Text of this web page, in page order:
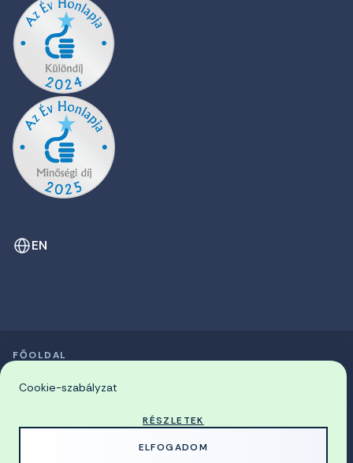
EN
© 2026 Miskolci Egyetem
FŐOLDAL
Cookie-szabályzat
RÉSZLETEK
ELFOGADOM